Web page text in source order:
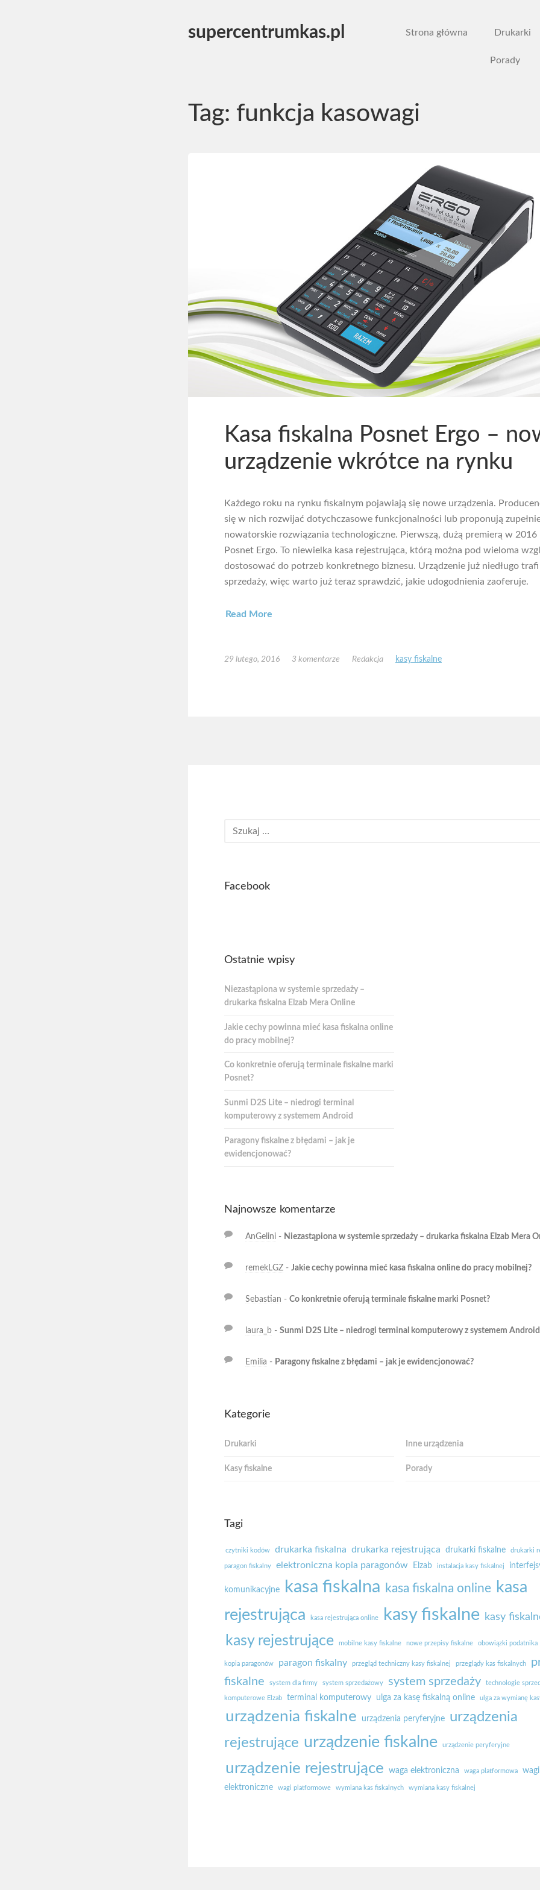
supercentrumkas.pl Strona główna Drukarki
Porady
Tag: funkcja kasowagi
Kasa fiskalna Posnet Ergo –
urządzenie wkrótce na rynku
Każdego roku na rynku fiskalnym pojawiają się nowe urządzenia.
się w nich rozwijać dotychczasowe funkcjonalności lub proponują
nowatorskie rozwiązania technologiczne. Pierwszą, dużą premierą w 2016
Posnet Ergo. To niewielka kasa rejestrująca, którą można pod wieloma
dostosować do potrzeb konkretnego biznesu. Urządzenie już niedługo
sprzedaży, więc warto już teraz sprawdzić, jakie udogodnienia zaoferuje.
Read More
29 lutego, 2016 3 komentarze Redakcja kasy fiskalne
Facebook
Ostatnie wpisy
Niezastąpiona w systemie sprzedaży –
drukarka fiskalna Elzab Mera Online
Jakie cechy powinna mieć kasa fiskalna online
do pracy mobilnej?
Co konkretnie oferują terminale fiskalne marki
Posnet?
Sunmi D2S Lite – niedrogi terminal
komputerowy z systemem Android
Paragony fiskalne z błędami – jak je
ewidencjonować?
Najnowsze komentarze
AnGelini - Niezastąpiona w systemie sprzedaży – drukarka fiskalna Elzab Mera
remekLGZ - Jakie cechy powinna mieć kasa fiskalna online do pracy mobilnej?
Sebastian - Co konkretnie oferują terminale fiskalne marki Posnet?
laura_b - Sunmi D2S Lite – niedrogi terminal komputerowy z systemem Android
Emilia - Paragony fiskalne z błędami – jak je ewidencjonować?
Kategorie
Drukarki Inne urządzenia
Kasy fiskalne Porady
Tagi
czytniki kodów drukarka fiskalna drukarka rejestrująca drukarki fiskalne drukarki
paragon fiskalny elektroniczna kopia paragonów Elzab instalacja kasy fiskalnej
komunikacyjne kasa fiskalna kasa fiskalna online kasa
rejestrująca
kasa rejestrująca online kasy fiskalne kasy
kasy rejestrujące mobilne kasy fiskalne nowe przepisy fiskalne obowiązki podatnika
kopia paragonów paragon fiskalny przegląd techniczny kasy fiskalnej przeglądy kas fiskalnych
fiskalne
system dla firmy system sprzedażowy system sprzedaży technologie
komputerowe Elzab terminal komputerowy ulga za kasę fiskalną online ulga za wymianę
urządzenia fiskalne urządzenia peryferyjne
urządzenia
rejestrujące urządzenie fiskalne urządzenie peryferyjne
urządzenie rejestrujące waga elektroniczna waga platformowa
wagi
elektroniczne
wagi platformowe wymiana kas fiskalnych wymiana kasy fiskalnej